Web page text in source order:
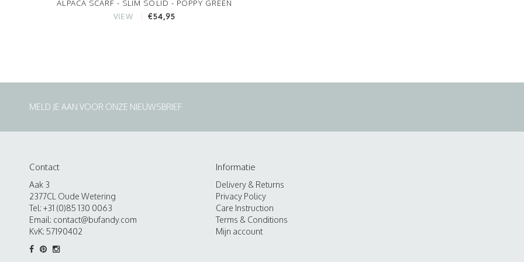
ALPACA SCARF - SLIM SOLID - POPPY GREEN
VIEW €54,95
MELD JE AAN VOOR ONZE NIEUWSBRIEF
Contact
Aak 3
2377CL Oude Wetering
Tel: +31 (0)85 130 0063
Email: contact@bufandy.com
KvK: 57190402
Informatie
Delivery & Returns
Privacy Policy
Care Instruction
Terms & Conditions
Mijn account